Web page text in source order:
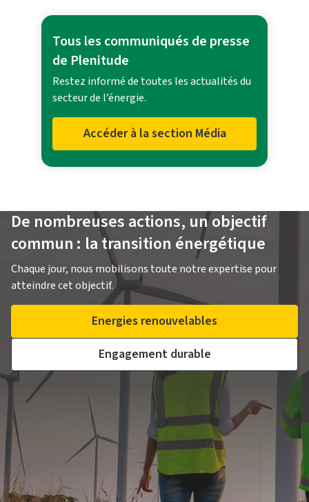
Tous les communiqués de presse
de Plenitude
Restez informé de toutes les actualités du
secteur de l’énergie.
Accéder à la section Média
De nombreuses actions, un objectif
commun : la transition énergétique
Chaque jour, nous mobilisons toute notre expertise pour
atteindre cet objectif.
Energies renouvelables
Engagement durable